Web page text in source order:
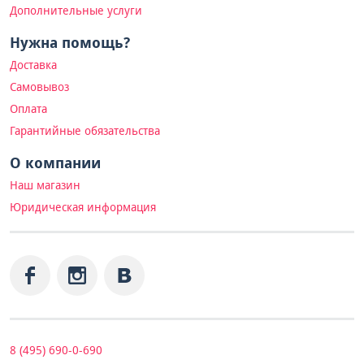
Дополнительные услуги
Нужна помощь?
Доставка
Самовывоз
Оплата
Гарантийные обязательства
О компании
Наш магазин
Юридическая информация
8 (495) 690-0-690